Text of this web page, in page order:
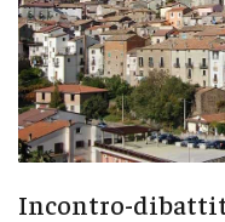
Incontro-